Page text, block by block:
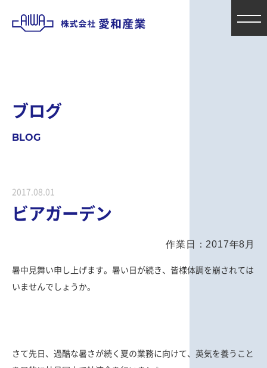
ブログ
BLOG
2017.08.01
ビアガーデン
作業日：2017年8月
暑中見舞い申し上げます。暑い日が続き、皆様体調を崩されては
いませんでしょうか。
さて先日、過酷な暑さが続く夏の業務に向けて、英気を養うこと